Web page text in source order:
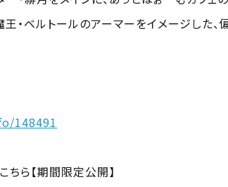
王・ベルトールのアーマーをイメージした
148491
ら【期間限定公開】